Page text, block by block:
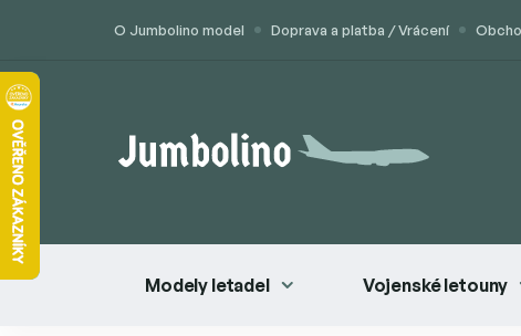
O Jumbolino model Doprava a platba / Vrácení
Modely letadel Vojenské letouny